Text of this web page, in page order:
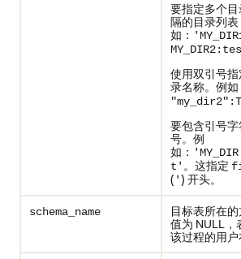
要指定多个
隔的目录列表
如：
使用双引号
录名称。例如
要包含引号
号。例
如：
t' 。这指定
( ') 开头。
schema_name
目标表所在
值为 NULL，
该过程的用户